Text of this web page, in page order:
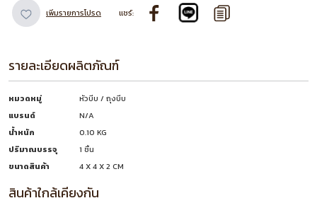
เพิ่มรายการโปรด แชร์:
รายละเอียดผลิตภัณฑ์
หมวดหมู่
หัวบีบ / ถุงบีบ
แบรนด์
N/A
น้ำหนัก
0.10 KG
ปริมาณบรรจุ
1 ชิ้น
ขนาดสินค้า
4 X 4 X 2 CM
สินค้าใกล้เคียงกัน